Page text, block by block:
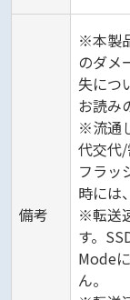
備考
※本製
のダメ
失につ
お読み
※流通
代交代
フラッ
時には
※転送
す。
Mode
ん。